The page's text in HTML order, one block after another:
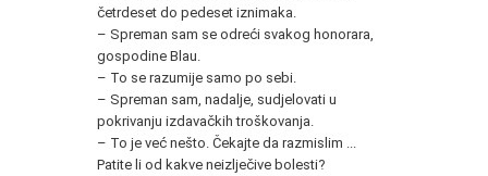
četrdeset do pedeset iznimaka.
– Spreman sam se odreći svakog honorara,
gospodine Blau.
– To se razumije samo po sebi.
– Spreman sam, nadalje, sudjelovati u
pokrivanju izdavačkih troškovanja.
– To je već nešto. Čekajte da razmislim ...
Patite li od kakve neizlječive bolesti?